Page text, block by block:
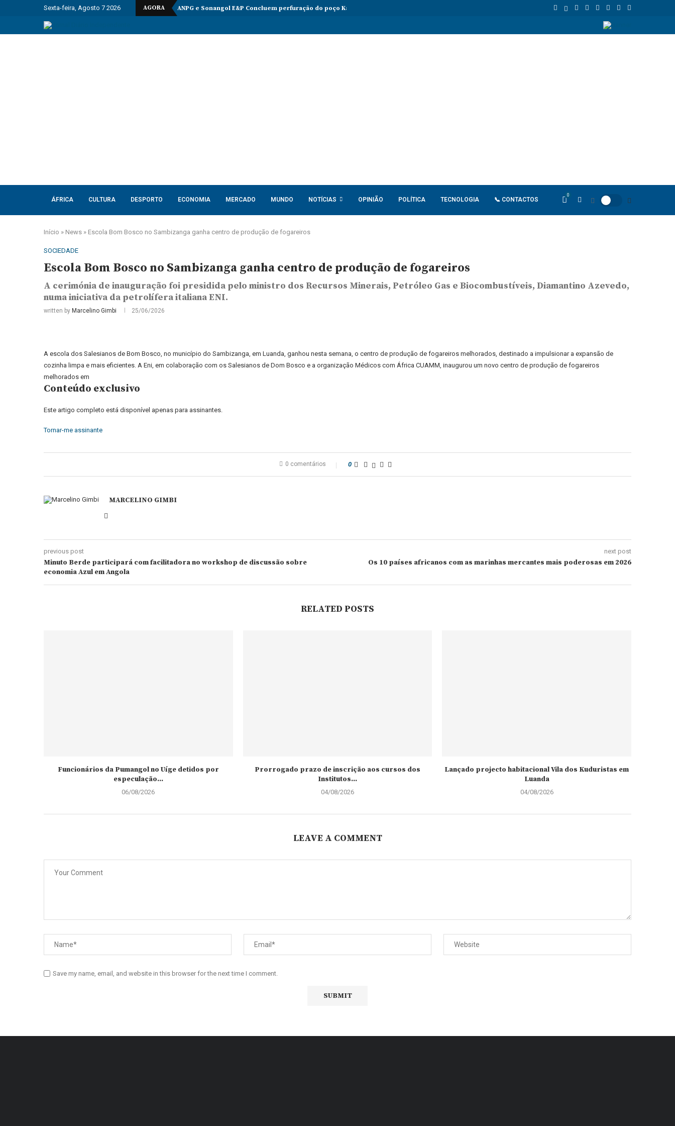
Sexta-feira, Agosto 7 2026 AGORA ANPG e Sonangol E&P Concluem perfuração do poço Katambi-2 do bloco 24 PIB da União Europeia atinge 18,8 biliões de euros em 2025 e Alemanha
ÁFRICA CULTURA DESPORTO ECONOMIA MERCADO MUNDO NOTÍCIAS OPINIÃO POLÍTICA TECNOLOGIA 📞 CONTACTOS
0
Início » News » Escola Bom Bosco no Sambizanga ganha centro de produção de fogareiros
SOCIEDADE
Escola Bom Bosco no Sambizanga ganha centro de produção de fogareiros
A cerimónia de inauguração foi presidida pelo ministro dos Recursos Minerais, Petróleo Gas e Biocombustíveis, Diamantino Azevedo,
numa iniciativa da petrolífera italiana ENI.
written by Marcelino Gimbi 25/06/2026
A escola dos Salesianos de Bom Bosco, no município do Sambizanga, em Luanda, ganhou nesta semana, o centro de produção de fogareiros melhorados, destinado a impulsionar a expansão de
cozinha limpa e mais eficientes. A Eni, em colaboração com os Salesianos de Dom Bosco e a organização Médicos com África CUAMM, inaugurou um novo centro de produção de fogareiros
melhorados em
Conteúdo exclusivo
Este artigo completo está disponível apenas para assinantes.
Tornar-me assinante
0 comentários 0
MARCELINO GIMBI
previous post
Minuto Berde participará com facilitadora no workshop de discussão sobre
economia Azul em Angola
next post
Os 10 países africanos com as marinhas mercantes mais poderosas em 2026
RELATED POSTS
Funcionários da Pumangol no Uíge detidos por
especulação...
06/08/2026
Prorrogado prazo de inscrição aos cursos dos
Institutos...
04/08/2026
Lançado projecto habitacional Vila dos Kuduristas em
Luanda
04/08/2026
LEAVE A COMMENT
Save my name, email, and website in this browser for the next time I comment.